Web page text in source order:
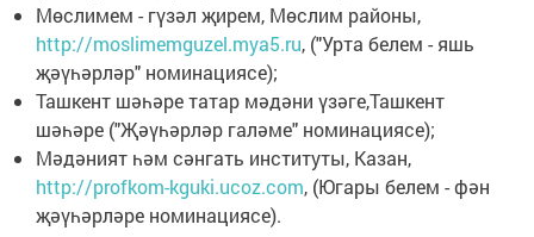
Мөслимем - гүзәл җирем, Мөслим районы,
http://moslimemguzel.mya5.ru, ("Урта белем - яшь
җәүһәрләр" номинациясе);
Ташкент шәһәре татар мәдәни үзәге,Ташкент
шәһәре ("Җәүһәрләр галәме" номинациясе);
Мәдәният һәм сәнгать институты, Казан,
http://profkom-kguki.ucoz.com, (Югары белем - фән
җәүһәрләре номинациясе).